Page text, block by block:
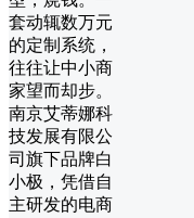
套动辄数万元
的定制系统，
往往让中小商
家望而却步。
南京艾蒂娜科
技发展有限公
司旗下品牌白
小极，凭借自
主研发的电商